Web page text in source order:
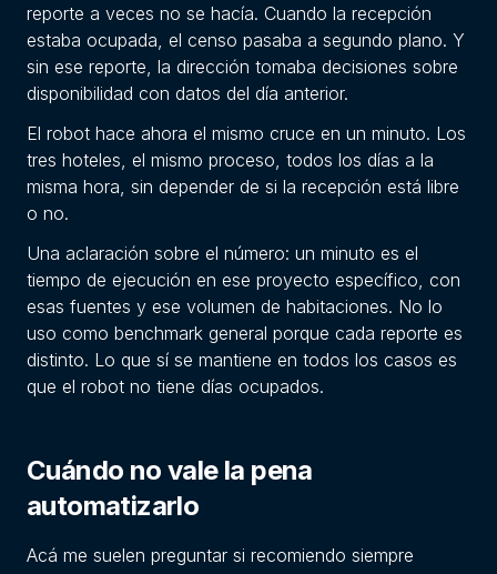
reporte a veces no se hacía. Cuando la recepción
estaba ocupada, el censo pasaba a segundo plano. Y
sin ese reporte, la dirección tomaba decisiones sobre
disponibilidad con datos del día anterior.
El robot hace ahora el mismo cruce en un minuto. Los
tres hoteles, el mismo proceso, todos los días a la
misma hora, sin depender de si la recepción está libre
o no.
Una aclaración sobre el número: un minuto es el
tiempo de ejecución en ese proyecto específico, con
esas fuentes y ese volumen de habitaciones. No lo
uso como benchmark general porque cada reporte es
distinto. Lo que sí se mantiene en todos los casos es
que el robot no tiene días ocupados.
Cuándo no vale la pena
automatizarlo
Acá me suelen preguntar si recomiendo siempre